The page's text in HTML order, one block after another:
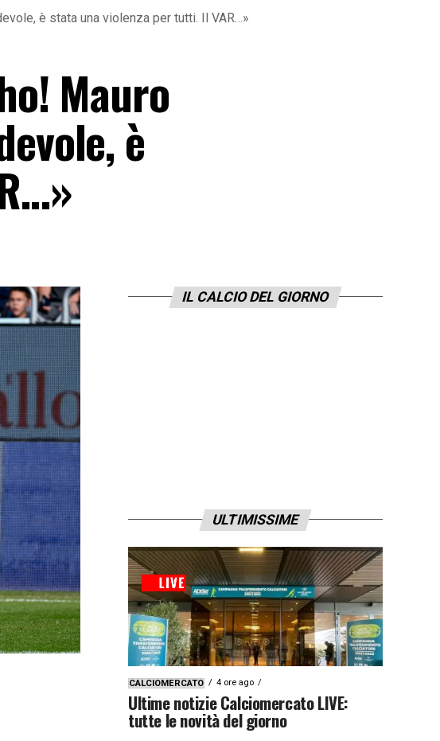
è stata una violenza per tutti. Il VAR…»
Mauro
è
IL CALCIO DEL GIORNO
ULTIMISSIME
CALCIOMERCATO 4 ore ago
Ultime notizie Calciomercato LIVE:
tutte le novità del giorno